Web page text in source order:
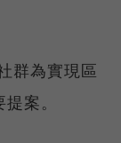
群為實現區
案。